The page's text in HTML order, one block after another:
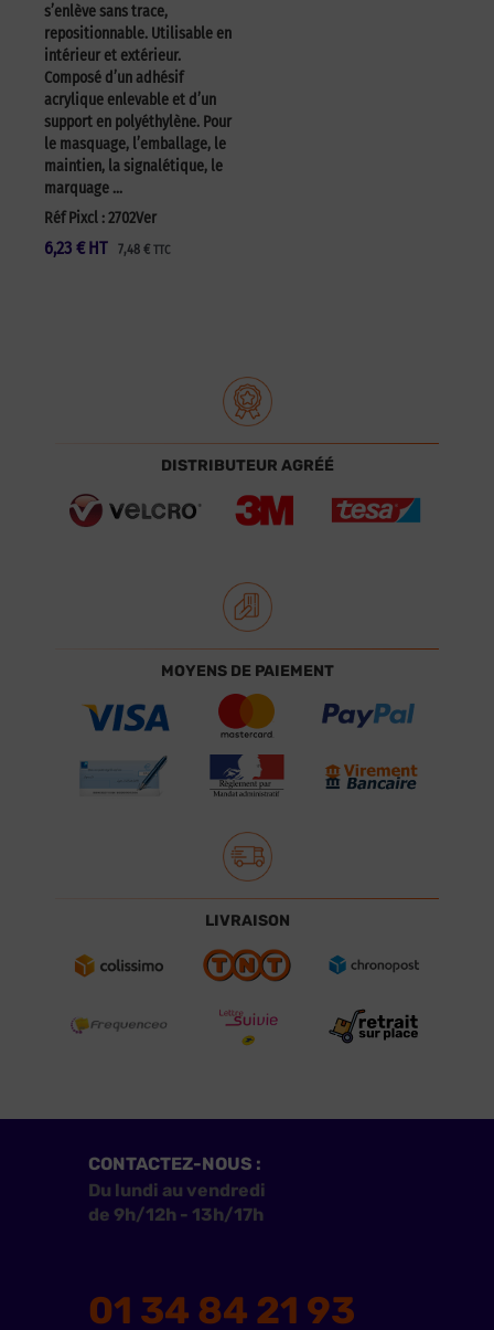
s’enlève sans trace,
repositionnable. Utilisable en
intérieur et extérieur.
Composé d’un adhésif
acrylique enlevable et d’un
support en polyéthylène. Pour
le masquage, l’emballage, le
maintien, la signalétique, le
marquage …
Réf Pixcl : 2702Ver
6,23 € 7,48 € TTC
HT
DISTRIBUTEUR AGRÉÉ
MOYENS DE PAIEMENT
LIVRAISON
CONTACTEZ-NOUS :
Du lundi au vendredi
de 9h/12h - 13h/17h
01 34 84 21 93